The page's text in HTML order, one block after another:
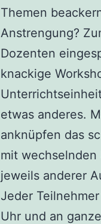
Themen
Anstrengung?
Dozenten
knackige
etwas anderes.
anknüpfen das
mit
jeweils anderer
Jeder
Uhr und an